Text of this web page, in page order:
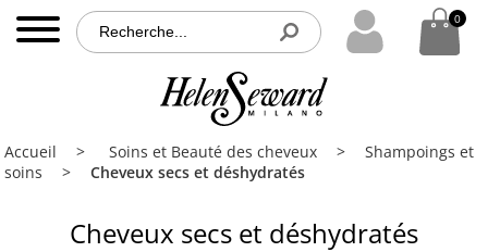
0
0
Nos
Accueil Soins et Beauté des cheveux
Shampoings et
soins
Cheveux secs et déshydratés
Cheveux secs et déshydratés